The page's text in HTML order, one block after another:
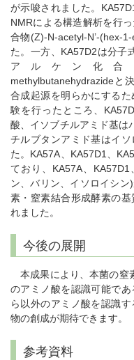
が示唆されました。
NMRによる構造解析を行
合物(Z)-N-acetyl-N’-(hex-
た。一方、KA57D2は分子
アルケン化合物(Z)-
methylbutanehydrazideと
合成起源を明らかにする
験を行ったところ、
酸、イソブチルアミド基は
チルブタンアミド基はイ
た。KA57A、KA57D1、
ており、KA57A、KA57D1
ン、バリン、イソロイシ
素・窒素結合形成酵素の
れました。
今後の展開
本成果により、本菌の窒
のアミノ酸を認識可能で
ら以外のアミノ酸を認識
物の創成が期待できます。
参考資料